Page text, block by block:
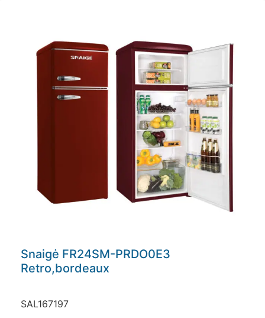
Snaigė FR24SM-PRDO0E3
Retro,bordeaux
SAL167197